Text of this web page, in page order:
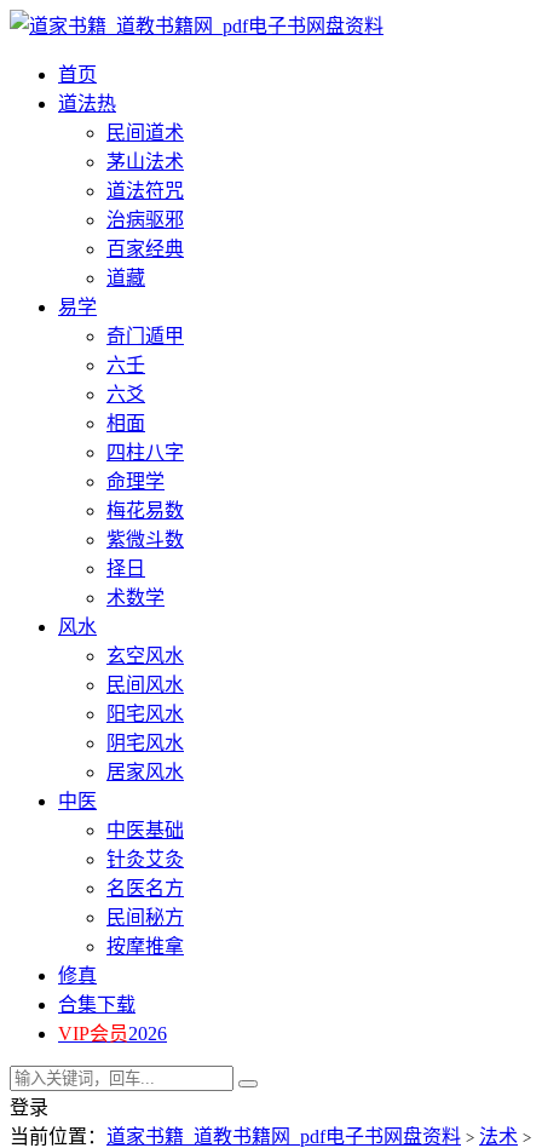
首页
道法热
民间道术
茅山法术
道法符咒
治病驱邪
百家经典
道藏
易学
奇门遁甲
六壬
六爻
相面
四柱八字
命理学
梅花易数
紫微斗数
择日
术数学
风水
玄空风水
民间风水
阳宅风水
阴宅风水
居家风水
中医
中医基础
针灸艾灸
名医名方
民间秘方
按摩推拿
修真
合集下载
VIP会员2026
登录
当前位置： 道家书籍_道教书籍网_pdf电子书网盘资料 > 法术 >